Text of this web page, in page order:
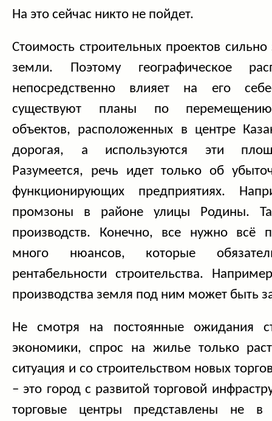
На это сейчас никто не пойдет.
Стоимость строительных проектов сильно
земли. Поэтому географическое
непосредственно влияет на его
существуют планы по перемещению
объектов, расположенных в центре
дорогая, а используются эти
Разумеется, речь идет только об
функционирующих предприятиях.
промзоны в районе улицы Родины.
производств. Конечно, все нужно всё
много нюансов, которые
рентабельности строительства.
производства земля под ним может быть
Не смотря на постоянные ожидания
экономики, спрос на жилье только
ситуация и со строительством новых
– это город с развитой торговой
торговые центры представлены не